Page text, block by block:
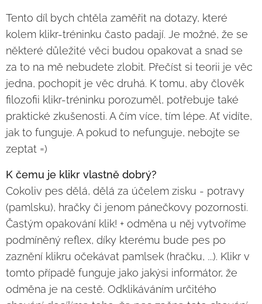
Tento díl bych chtěla zaměřit na dotazy, které
kolem klikr-tréninku často padají. Je možné, že se
některé důležité věci budou opakovat a snad se
za to na mě nebudete zlobit. Přečíst si teorii je věc
jedna, pochopit je věc druhá. K tomu, aby člověk
filozofii klikr-tréninku porozuměl, potřebuje také
praktické zkušenosti. A čím více, tím lépe. Ať vidíte,
jak to funguje. A pokud to nefunguje, nebojte se
zeptat =)
K čemu je klikr vlastně dobrý?
Cokoliv pes dělá, dělá za účelem zisku - potravy
(pamlsku), hračky či jenom pánečkovy pozornosti.
Častým opakování klik! + odměna u něj vytvoříme
podmíněný reflex, díky kterému bude pes po
zaznění klikru očekávat pamlsek (hračku, ...). Klikr v
tomto případě funguje jako jakýsi informátor, že
odměna je na cestě. Odklikáváním určitého